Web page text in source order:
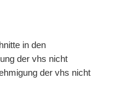
in den
der vhs nicht
der vhs nicht